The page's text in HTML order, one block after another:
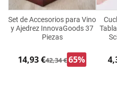
Set de Accesorios para Vino
y Ajedrez InnovaGoods 37
Piezas
14,93 €42,34 €65%